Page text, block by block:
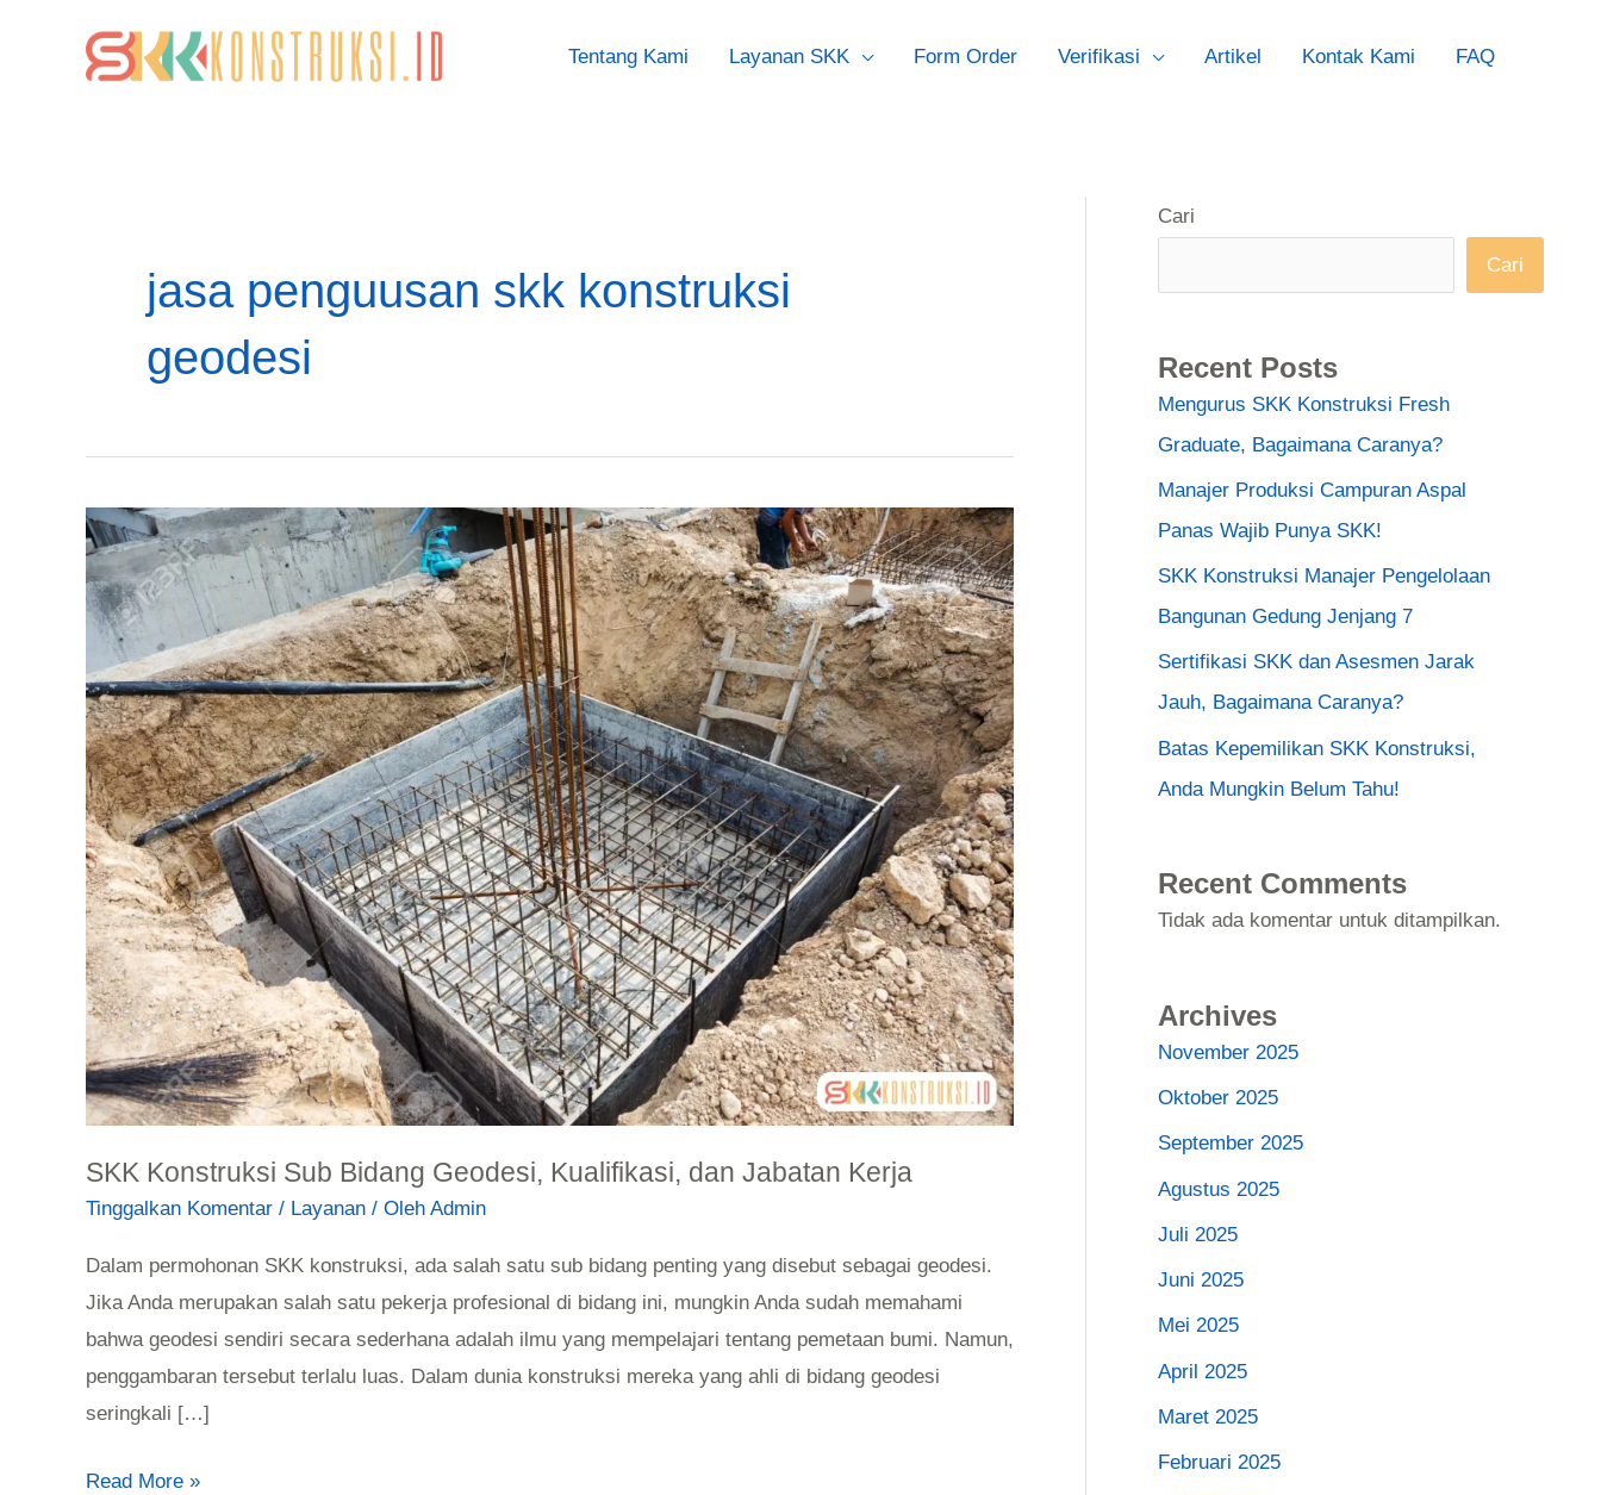
Tentang Kami Layanan SKK Form Order Verifikasi Artikel Kontak Kami FAQ
jasa penguusan skk konstruksi
geodesi
SKK Konstruksi Sub Bidang Geodesi, Kualifikasi, dan Jabatan Kerja
Tinggalkan Komentar / Layanan / Oleh Admin
Dalam permohonan SKK konstruksi, ada salah satu sub bidang penting yang disebut sebagai geodesi.
Jika Anda merupakan salah satu pekerja profesional di bidang ini, mungkin Anda sudah memahami
bahwa geodesi sendiri secara sederhana adalah ilmu yang mempelajari tentang pemetaan bumi. Namun,
penggambaran tersebut terlalu luas. Dalam dunia konstruksi mereka yang ahli di bidang geodesi
seringkali […]
SKK
Konstruksi
Sub
Bidang
Geodesi,
Kualifikasi,
dan
Jabatan
Kerja
Read More »
Cari
Cari
Recent Posts
Mengurus SKK Konstruksi Fresh
Graduate, Bagaimana Caranya?
Manajer Produksi Campuran Aspal
Panas Wajib Punya SKK!
SKK Konstruksi Manajer Pengelolaan
Bangunan Gedung Jenjang 7
Sertifikasi SKK dan Asesmen Jarak
Jauh, Bagaimana Caranya?
Batas Kepemilikan SKK Konstruksi,
Anda Mungkin Belum Tahu!
Recent Comments
Tidak ada komentar untuk ditampilkan.
Archives
November 2025
Oktober 2025
September 2025
Agustus 2025
Juli 2025
Juni 2025
Mei 2025
April 2025
Maret 2025
Februari 2025